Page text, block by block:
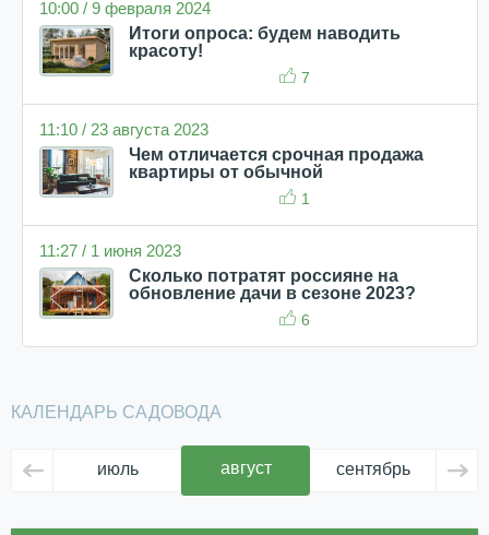
10:00 / 9 февраля 2024
Итоги опроса: будем наводить
красоту!
7
11:10 / 23 августа 2023
Чем отличается срочная продажа
квартиры от обычной
1
11:27 / 1 июня 2023
Сколько потратят россияне на
обновление дачи в сезоне 2023?
6
КАЛЕНДАРЬ САДОВОДА
июль август сентябрь